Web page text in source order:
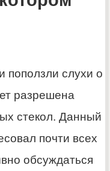
поползли слухи о
разрешена
стекол. Данный
почти всех
обсуждаться